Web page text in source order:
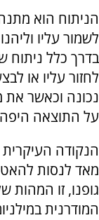
הניתוח הוא
לשמור עליו
בדרך כלל ניתוח
לחזור עליו או
נכונה וכאשר
על התוצאה
הנקודה
מאד לנסות
גופנו, זו המהות
המודרנית